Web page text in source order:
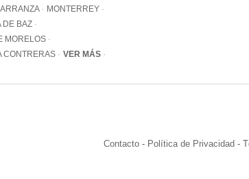
MONTERREY
DE BAZ
MORELOS
CONTRERAS
VER MÁS
Contacto - Política de Privacidad -